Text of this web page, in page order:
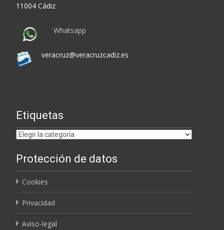
11004 Cádiz
Whatsapp
veracruz@veracruzcadiz.es
Etiquetas
Etiquetas
Protección de datos
Cookies
Privacidad
Aviso-legal